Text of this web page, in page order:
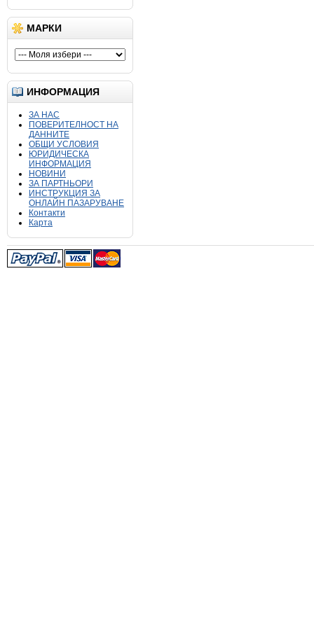
МАРКИ
ИНФОРМАЦИЯ
ЗА НАС
ПОВЕРИТЕЛНОСТ НА
ДАННИТЕ
ОБЩИ УСЛОВИЯ
ЮРИДИЧЕСКА
ИНФОРМАЦИЯ
НОВИНИ
ЗА ПАРТНЬОРИ
ИНСТРУКЦИЯ ЗА
ОНЛАЙН ПАЗАРУВАНЕ
Контакти
Карта